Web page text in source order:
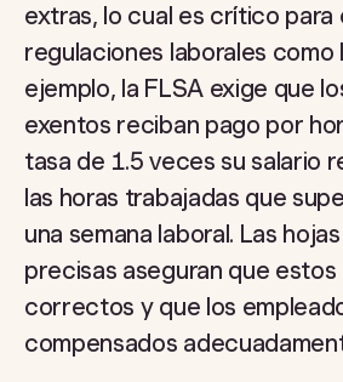
extras, lo cual es crítico para
regulaciones laborales como
ejemplo, la FLSA exige que
exentos reciban pago por
tasa de 1.5 veces su salario
las horas trabajadas que
una semana laboral. Las
precisas aseguran que estos
correctos y que los
compensados